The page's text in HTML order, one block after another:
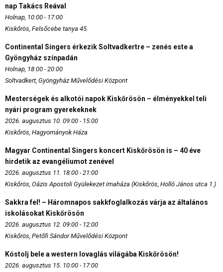
nap Takács Reával
Holnap, 10:00 - 17:00
Kiskőrös, Felsőcebe tanya 45.
Continental Singers érkezik Soltvadkertre – zenés este a
Gyöngyház színpadán
Holnap, 18:00 - 20:00
Soltvadkert, Gyöngyház Művelődési Központ
Mesterségek és alkotói napok Kiskőrösön – élményekkel teli
nyári program gyerekeknek
2026. augusztus 10. 09:00 - 15:00
Kiskőrös, Hagyományok Háza
Magyar Continental Singers koncert Kiskőrösön is – 40 éve
hirdetik az evangéliumot zenével
2026. augusztus 11. 18:00 - 21:00
Kiskőrös, Oázis Apostoli Gyülekezet imaháza (Kiskőrös, Holló János utca 1.)
Sakkra fel! – Háromnapos sakkfoglalkozás várja az általános
iskolásokat Kiskőrösön
2026. augusztus 12. 09:00 - 12:00
Kiskőrös, Petőfi Sándor Művelődési Központ
Kóstolj bele a western lovaglás világába Kiskőrösön!
2026. augusztus 15. 10:00 - 17:00